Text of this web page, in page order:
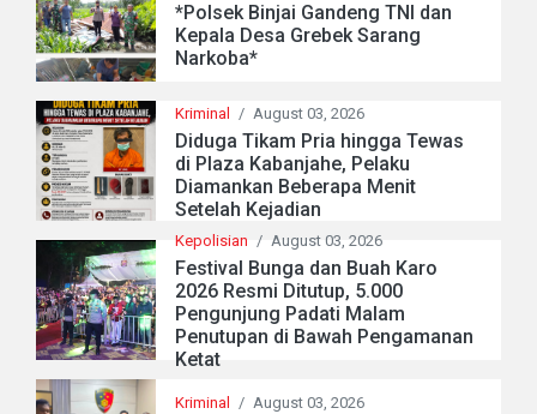
*Polsek Binjai Gandeng TNI dan
Kepala Desa Grebek Sarang
Narkoba*
Kriminal / August 03, 2026
Diduga Tikam Pria hingga Tewas
di Plaza Kabanjahe, Pelaku
Diamankan Beberapa Menit
Setelah Kejadian
Kepolisian / August 03, 2026
Festival Bunga dan Buah Karo
2026 Resmi Ditutup, 5.000
Pengunjung Padati Malam
Penutupan di Bawah Pengamanan
Ketat
Kriminal / August 03, 2026